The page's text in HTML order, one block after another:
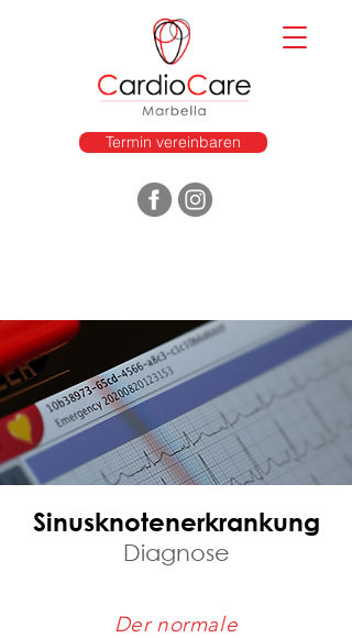
Termin vereinbaren
Sinusknotenerkrankung
Diagnose
Der normale